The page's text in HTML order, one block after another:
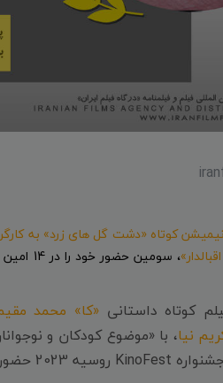
کوتاه «دشت گل های زرد» به
کوتاه داستانی«کا» محمد
نیا، با «موضوع کودکان و